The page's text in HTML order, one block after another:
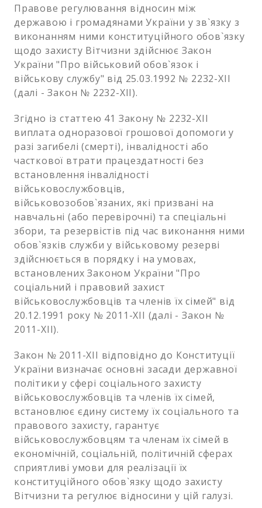
Правове регулювання відносин між
державою і громадянами України у зв`язку з
виконанням ними конституційного обов`язку
щодо захисту Вітчизни здійснює Закон
України "Про військовий обов`язок і
військову службу" від 25.03.1992 № 2232-ХІІ
(далі - Закон № 2232-ХІІ).
Згідно із статтею 41 Закону № 2232-ХІІ
виплата одноразової грошової допомоги у
разі загибелі (смерті), інвалідності або
часткової втрати працездатності без
встановлення інвалідності
військовослужбовців,
військовозобов`язаних, які призвані на
навчальні (або перевірочні) та спеціальні
збори, та резервістів під час виконання ними
обов`язків служби у військовому резерві
здійснюється в порядку і на умовах,
встановлених Законом України "Про
соціальний і правовий захист
військовослужбовців та членів їх сімей" від
20.12.1991 року № 2011-XII (далі - Закон №
2011-XII).
Закон № 2011-XII відповідно до Конституції
України визначає основні засади державної
політики у сфері соціального захисту
військовослужбовців та членів їх сімей,
встановлює єдину систему їх соціального та
правового захисту, гарантує
військовослужбовцям та членам їх сімей в
економічній, соціальній, політичній сферах
сприятливі умови для реалізації їх
конституційного обов`язку щодо захисту
Вітчизни та регулює відносини у цій галузі.